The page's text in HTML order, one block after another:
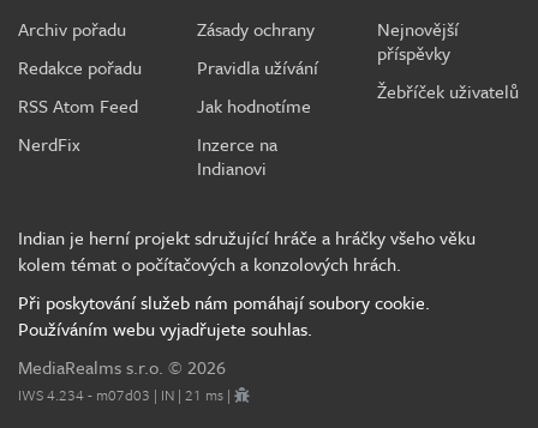
Archiv pořadu
Redakce pořadu
RSS Atom Feed
NerdFix
Zásady ochrany
Pravidla užívání
Jak hodnotíme
Inzerce na
Indianovi
Nejnovější
příspěvky
Žebříček uživatelů
Indian je herní projekt sdružující hráče a hráčky všeho věku
kolem témat o počítačových a konzolových hrách.
Při poskytování služeb nám pomáhají soubory cookie.
Používáním webu vyjadřujete souhlas.
MediaRealms s.r.o. © 2026
IWS 4.234 - m07d03 | IN | 21 ms |